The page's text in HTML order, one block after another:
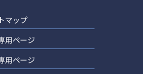
マップ
用ページ
用ページ